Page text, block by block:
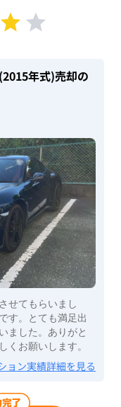
年式)売却の
せてもらいまし
す。とても満足出
ました。ありがと
くお願いします。
ョン実績詳細を見る